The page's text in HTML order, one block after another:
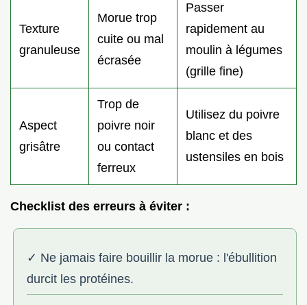
Texture
granuleuse
Morue trop
cuite ou mal
écrasée
Passer
rapidement au
moulin à légumes
(grille fine)
Aspect
grisâtre
Trop de
poivre noir
ou contact
ferreux
Utilisez du poivre
blanc et des
ustensiles en bois
Checklist des erreurs à éviter :
✓ Ne jamais faire bouillir la morue : l'ébullition
durcit les protéines.